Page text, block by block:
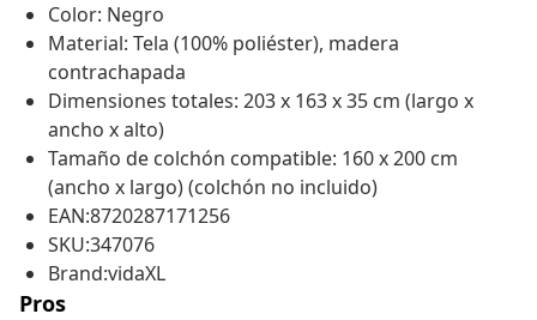
Color: Negro
Material: Tela (100% poliéster), madera
contrachapada
Dimensiones totales: 203 x 163 x 35 cm (largo x
ancho x alto)
Tamaño de colchón compatible: 160 x 200 cm
(ancho x largo) (colchón no incluido)
EAN:8720287171256
SKU:347076
Brand:vidaXL
Pros